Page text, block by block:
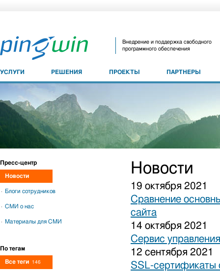
Внедрение и поддержка свободного
программного обеспечения
УСЛУГИ РЕШЕНИЯ ПРОЕКТЫ ПАРТНЕРЫ
Новости
19 октября 2021
Сравнение
сайта
14 октября 2021
Сервис
12 сентября 2021
SSL-сертификаты
Пресс-центр
Новости
Блоги сотрудников
СМИ о нас
Материалы для СМИ
По тегам
Все теги 146